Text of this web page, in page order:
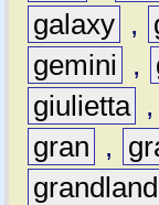
galaxy ,
gemini
,
giulietta ,
gran
,
grandland